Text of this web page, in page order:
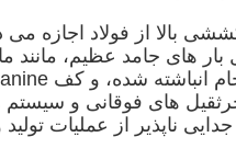
بالا از فولاد اجازه می
بار های جامد عظیم، مانند
های فوقانی و
ناپذیر از عملیات